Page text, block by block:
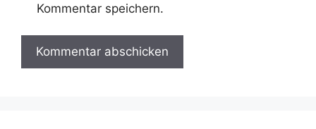
Kommentar speichern.